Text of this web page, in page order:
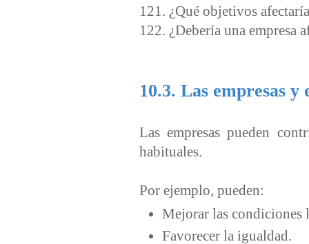
121. ¿Qué objetivos
122. ¿Debería una empresa
10.3. Las empresas
Las empresas pueden
habituales.
Por ejemplo, pueden:
Mejorar las condiciones
Favorecer la igualdad.